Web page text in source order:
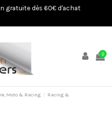
gratuite dès 60€ d'achat
0
Moto & Racing
Racing &